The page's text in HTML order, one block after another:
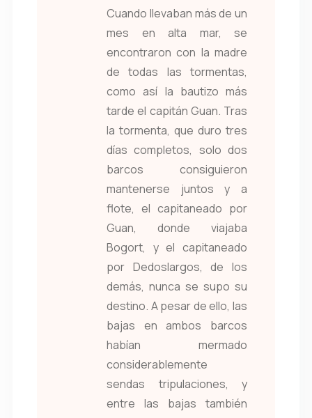
Cuando llevaban más de un
mes en alta mar, se
encontraron con la madre
de todas las tormentas,
como así la bautizo más
tarde el capitán Guan. Tras
la tormenta, que duro tres
días completos, solo dos
barcos consiguieron
mantenerse juntos y a
flote, el capitaneado por
Guan, donde viajaba
Bogort, y el capitaneado
por Dedoslargos, de los
demás, nunca se supo su
destino. A pesar de ello, las
bajas en ambos barcos
habían mermado
considerablemente
sendas tripulaciones, y
entre las bajas también